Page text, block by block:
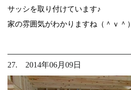
サッシを取り付けています♪
家の雰囲気がわかりますね（＾ｖ＾）
27. 2014年06月09日